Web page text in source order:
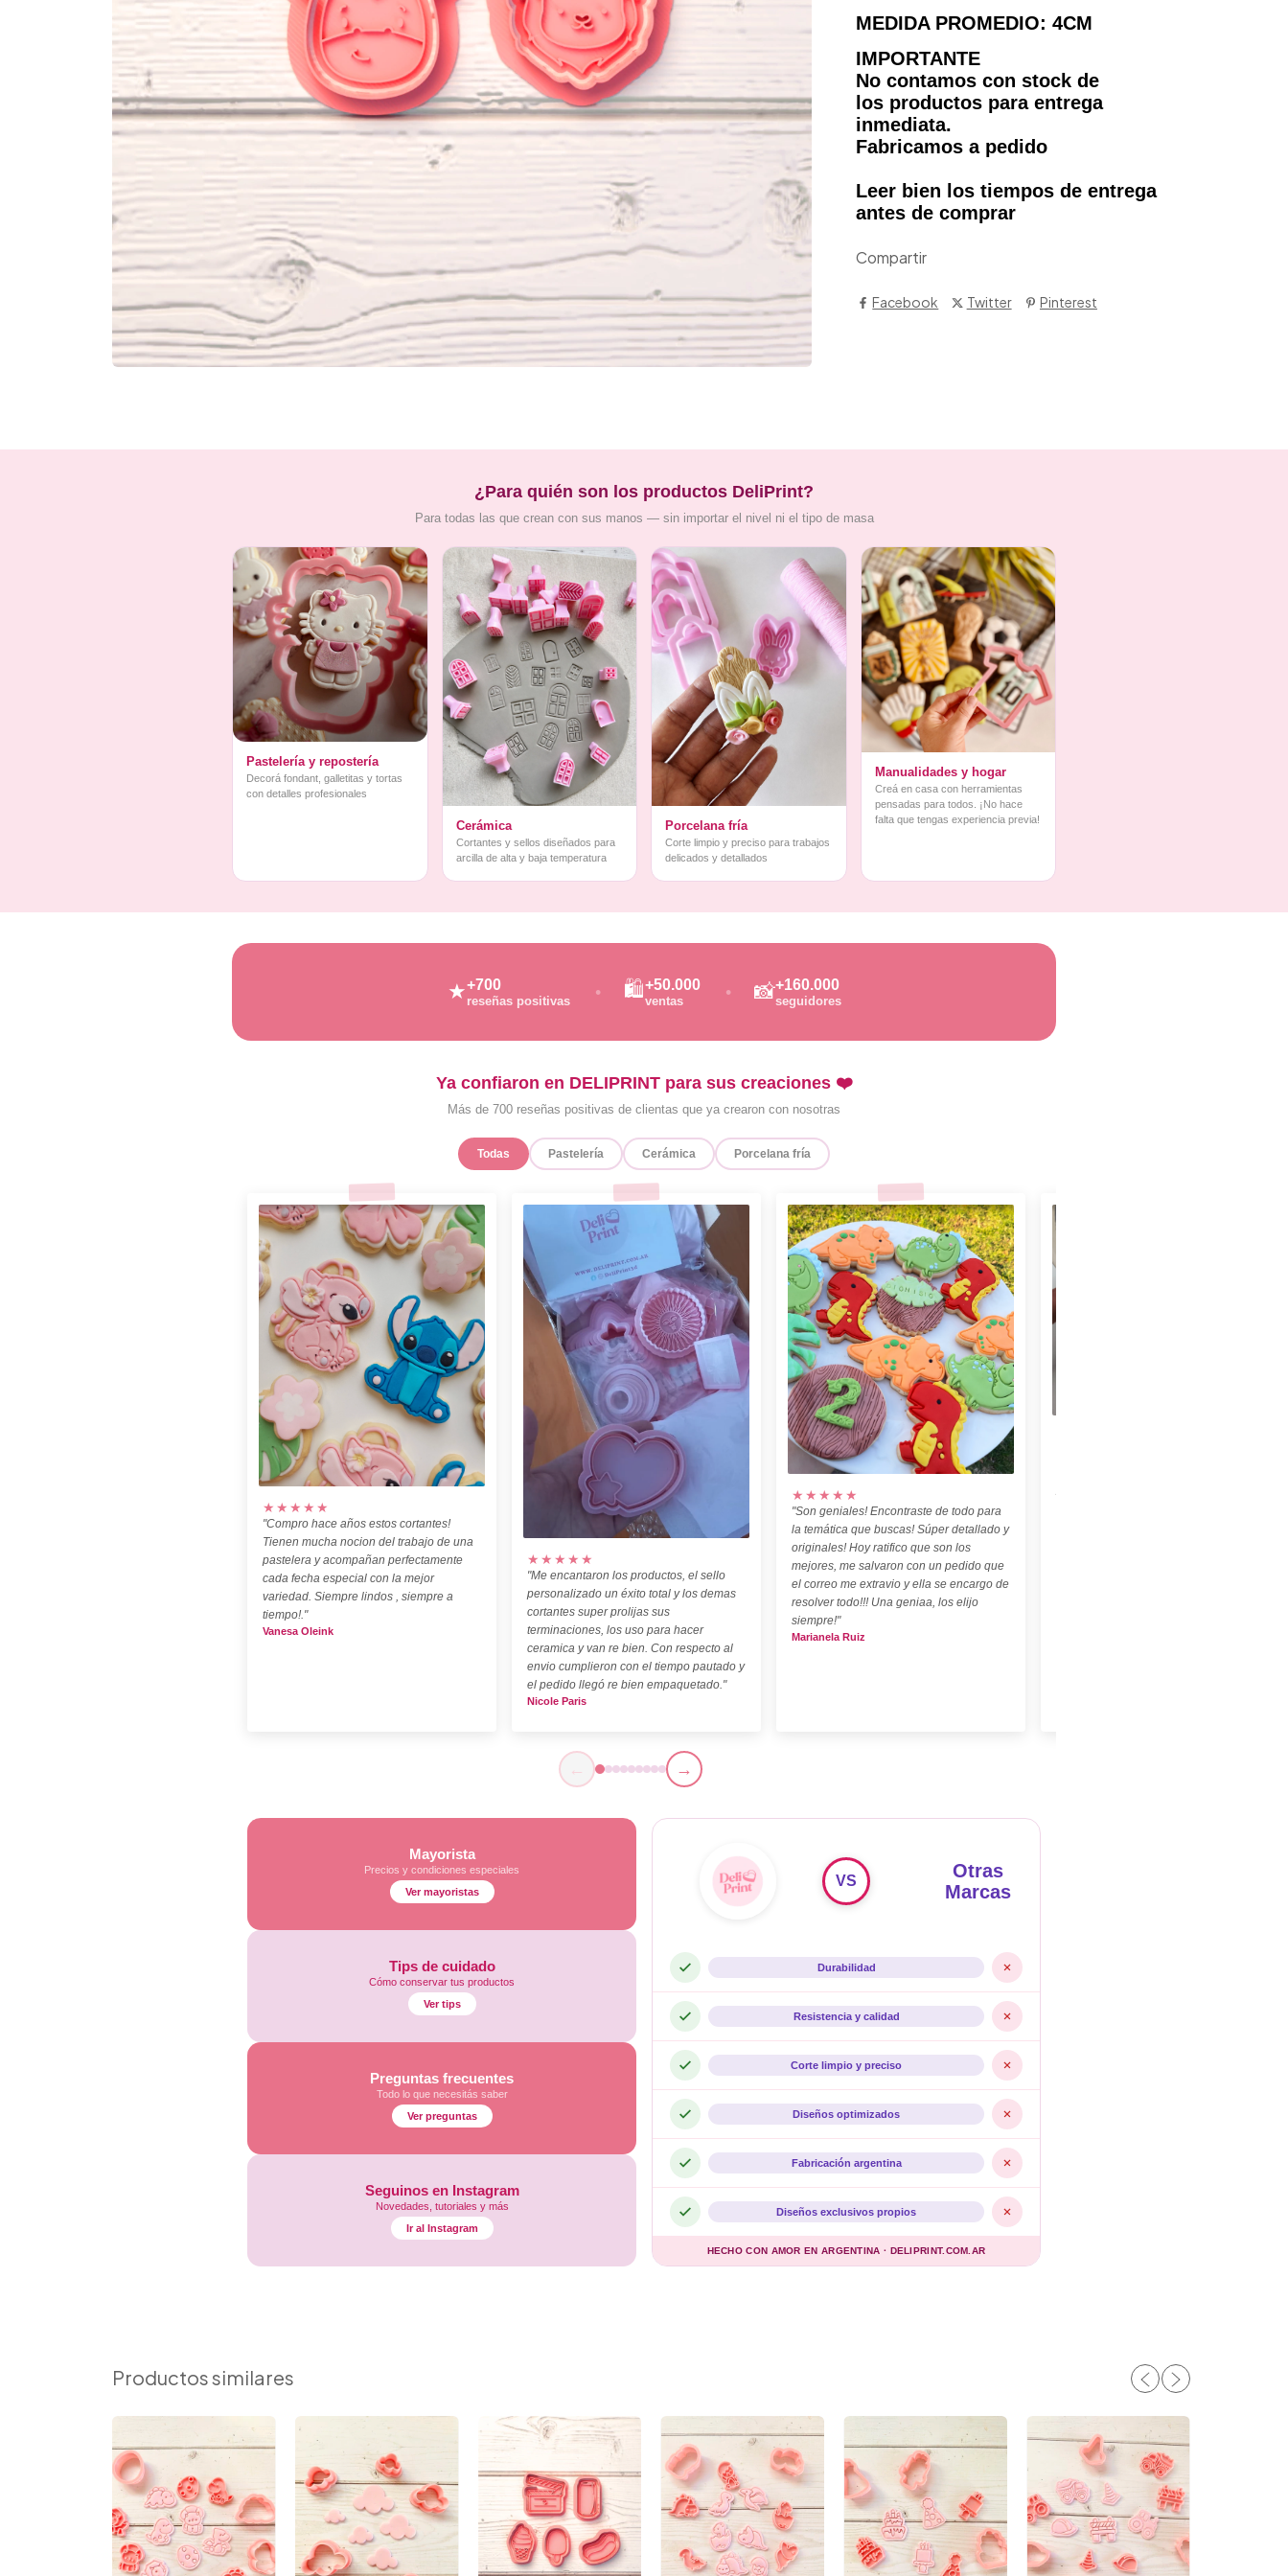
MEDIDA PROMEDIO: 4CM
IMPORTANTE
No contamos con stock de
los productos para entrega
inmediata.
Fabricamos a pedido
Leer bien los tiempos de entrega
antes de comprar
Compartir
Facebook Twitter Pinterest
¿Para quién son los productos DeliPrint?
Para todas las que crean con sus manos — sin importar el nivel ni el tipo de masa
Pastelería y repostería
Decorá fondant, galletitas y tortas
con detalles profesionales
Cerámica
Cortantes y sellos diseñados para
arcilla de alta y baja temperatura
Porcelana fría
Corte limpio y preciso para trabajos
delicados y detallados
Manualidades y hogar
Creá en casa con herramientas
pensadas para todos. ¡No hace
falta que tengas experiencia previa!
★+700
reseñas positivas 🛍️+50.000
ventas 📸+160.000
seguidores
Ya confiaron en DELIPRINT para sus creaciones ❤️
Más de 700 reseñas positivas de clientas que ya crearon con nosotras
Todas Pastelería Cerámica Porcelana fría
★★★★★
"Compro hace años estos cortantes!
Tienen mucha nocion del trabajo de una
pastelera y acompañan perfectamente
cada fecha especial con la mejor
variedad. Siempre lindos , siempre a
tiempo!."
Vanesa Oleink
★★★★★
"Me encantaron los productos, el sello
personalizado un éxito total y los demas
cortantes super prolijas sus
terminaciones, los uso para hacer
ceramica y van re bien. Con respecto al
envio cumplieron con el tiempo pautado y
el pedido llegó re bien empaquetado."
Nicole Paris
★★★★★
"Son geniales! Encontraste de todo para
la temática que buscas! Súper detallado y
originales! Hoy ratifico que son los
mejores, me salvaron con un pedido que
el correo me extravio y ella se encargo de
resolver todo!!! Una geniaa, los elijo
siempre!"
Marianela Ruiz
← →
Mayorista
Precios y condiciones especiales
Ver mayoristas
Tips de cuidado
Cómo conservar tus productos
Ver tips
Preguntas frecuentes
Todo lo que necesitás saber
Ver preguntas
Seguinos en Instagram
Novedades, tutoriales y más
Ir al Instagram
Otras
Marcas
VS
Durabilidad
Resistencia y calidad
Corte limpio y preciso
Diseños optimizados
Fabricación argentina
Diseños exclusivos propios
HECHO CON AMOR EN ARGENTINA · DELIPRINT.COM.AR
Productos similares